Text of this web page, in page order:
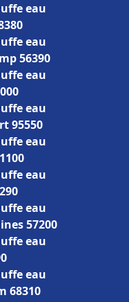
eau
eau
56390
eau
eau
95550
eau
eau
eau
57200
eau
eau
68310